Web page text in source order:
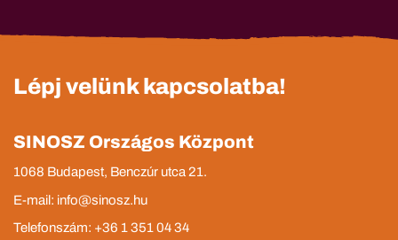
Lépj velünk kapcsolatba!
SINOSZ Országos Központ
1068 Budapest, Benczúr utca 21.
E-mail: info@sinosz.hu
Telefonszám: +36 1 351 04 34